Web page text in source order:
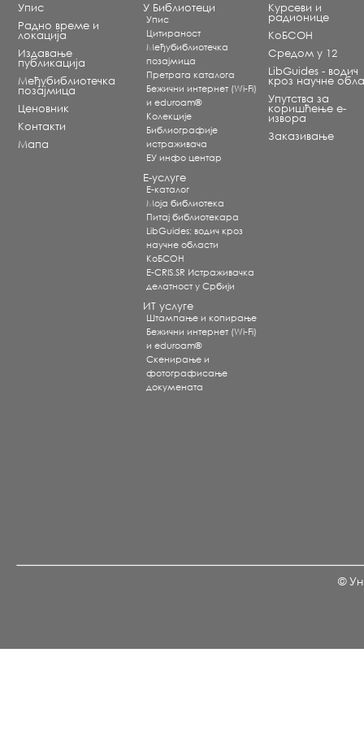
Упис
Радно време и
локација
Издавање
публикација
Међубиблиотечка
позајмица
Ценовник
Контакти
Мапа
У Библиотеци
Упис
Цитираност
Међубиблиотечка
позајмица
Претрага каталога
Бежични интернет (Wi-Fi)
и eduroam®
Koлекције
Библиографије
истраживача
ЕУ инфо центар
Е-услуге
Е-каталог
Моја библиотека
Питај библиотекара
LibGuides: водич кроз
научне области
КоБСОН
E-CRIS.SR Истраживачка
делатност у Србији
ИТ услуге
Штампање и копирање
Бежични интернет (Wi-Fi)
и eduroam®
Скенирање и
фотографисање
докумената
Курсеви и
радионице
КоБСОН
Средом у 12
LibGuides - водич
кроз научне
Упутства за
коришћење е-
извора
Заказивање
©